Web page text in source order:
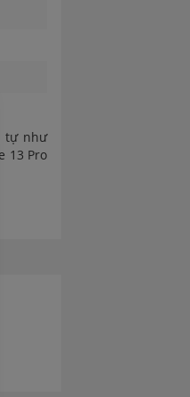
tự như
13 Pro
có tai
selfie
bền.
tối đa